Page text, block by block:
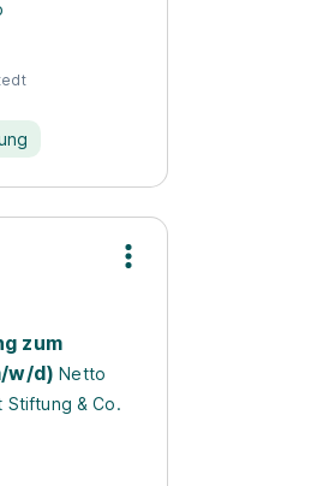
zum
w/d) Netto
Stiftung & Co.